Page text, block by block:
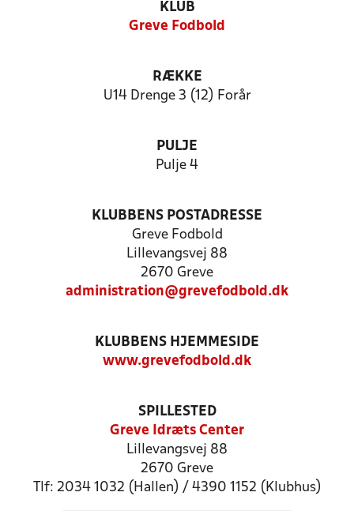
KLUB
Greve Fodbold
RÆKKE
U14 Drenge 3 (12) Forår
PULJE
Pulje 4
KLUBBENS POSTADRESSE
Greve Fodbold
Lillevangsvej 88
2670 Greve
administration@grevefodbold.dk
KLUBBENS HJEMMESIDE
www.grevefodbold.dk
SPILLESTED
Greve Idræts Center
Lillevangsvej 88
2670 Greve
Tlf: 2034 1032 (Hallen) / 4390 1152 (Klubhus)